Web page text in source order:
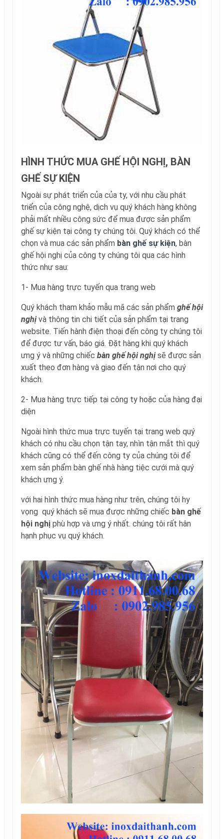
HÌNH THỨC MUA GHẾ HỘI NGHỊ, BÀN
GHẾ SỰ KIỆN
Ngoài sự phát triển của của ty, với nhu cầu phát
triển của công nghệ, dịch vụ quý khách hàng không
phải mất nhiều công sức để mua được sản phẩm
ghế sự kiện tại công ty chúng tôi. Quý khách có thể
chọn và mua các sản phẩm bàn ghế sự kiện, bàn
ghế hội nghị của công ty chúng tôi qua các hình
thức như sau:
1- Mua hàng trực tuyến qua trang web
Quý khách tham khảo mẫu mã các sản phẩm ghế hội
nghịvà thông tin chi tiết của sản phẩm tại trang
website. Tiến hành điện thoại đến công ty chúng tôi
để được tư vấn, báo giá. Đặt hàng khi quý khách
ưng ý và những chiếc bàn ghế hội nghịsẽ được sản
xuất theo đơn hàng và giao đến tận nơi cho quý
khách.
2- Mua hàng trực tiếp tại công ty hoặc của hàng đại
diện
Ngoài hình thức mua trực tuyến tại trang web quý
khách có nhu cầu chọn tận tay, nhìn tận mắt thì quý
khách cũng có thể đến công ty của chúng tôi để
xem sản phẩm bàn ghế nhà hàng tiệc cưới mà quý
khách ưng ý.
với hai hình thức mua hàng như trên, chúng tôi hy
vọng quý khách sẽ mua được những chiếc bàn ghế
hội nghị phù hợp và ưng ý nhất. chúng tôi rất hân
hạnh phục vụ quý khách.